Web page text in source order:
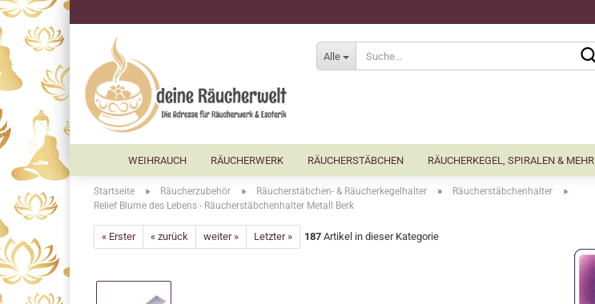
Alle
WEIHRAUCH RÄUCHERWERK RÄUCHERSTÄBCHEN RÄUCHERKEGEL, SPIRALEN & MEHR
Startseite » Räucherzubehör » Räucherstäbchen- & Räucherkegelhalter » Räucherstäbchenhalter »
Relief Blume des Lebens - Räucherstäbchenhalter Metall Berk
« Erster « zurück weiter » Letzter » 187 Artikel in dieser Kategorie